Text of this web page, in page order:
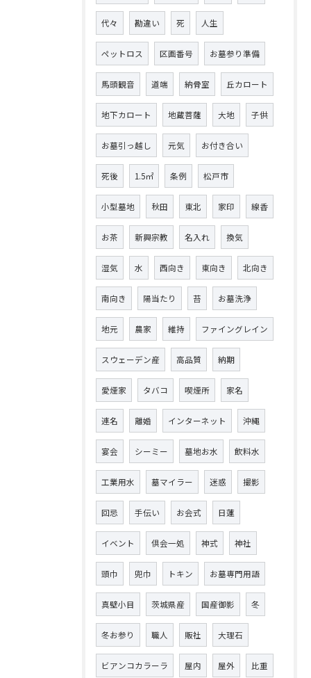
代々 勘違い 死 人生
ペットロス 区画番号 お墓参り準備
馬頭観音 道端 納骨室 丘カロート
地下カロート 地蔵菩薩 大地 子供
お墓引っ越し 元気 お付き合い
死後 1.5㎡ 条例 松戸市
小型墓地 秋田 東北 家印 線香
お茶 新興宗教 名入れ 換気
湿気 水 西向き 東向き 北向き
南向き 陽当たり 苔 お墓洗浄
地元 農家 維持 ファイングレイン
スウェーデン産 高品質 納期
愛煙家 タバコ 喫煙所 家名
連名 離婚 インターネット 沖縄
宴会 シーミー 墓地お水 飲料水
工業用水 墓マイラー 迷惑 撮影
回忌 手伝い お会式 日蓮
イベント 倶会一処 神式 神社
頭巾 兜巾 トキン お墓専門用語
真壁小目 茨城県産 国産御影 冬
冬お参り 職人 販社 大理石
ビアンコカラーラ 屋内 屋外 比重